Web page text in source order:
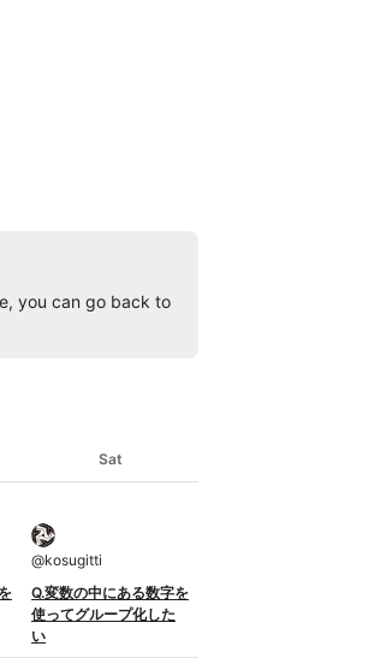
you can go back to
Sat
@kosugitti
Q.変数の中にある数字を
使ってグループ化した
い